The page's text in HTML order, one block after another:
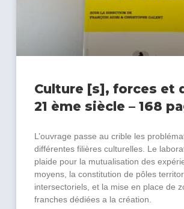
Culture [s], forces et
21 ème siècle – 168
L’ouvrage passe au crible les
différentes filières culturelles. Le
plaide pour la mutualisation des
moyens, la constitution de pôles
intersectoriels, et la mise en place de
franches dédiées а la création.